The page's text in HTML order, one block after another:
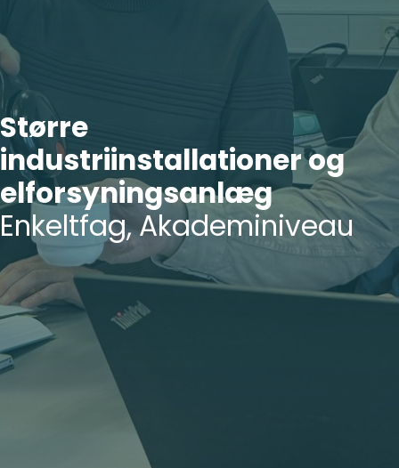
Større
industriinstallationer og
elforsyningsanlæg
Enkeltfag, Akademiniveau